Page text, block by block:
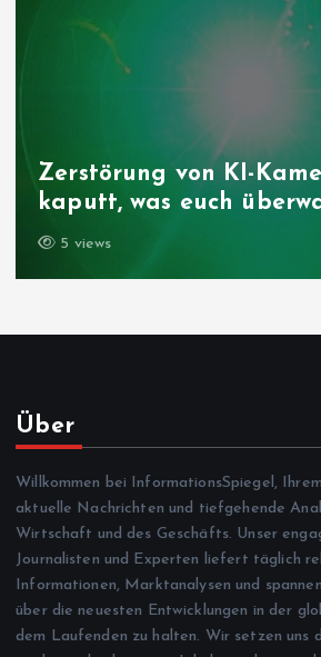
Zerstörung von KI-
kaputt, was euch
5 views
Über
Willkommen bei InformationsSpiegel,
aktuelle Nachrichten und tiefgehende
Wirtschaft und des Geschäfts. Unser
Journalisten und Experten liefert täglich
Informationen, Marktanalysen und
über die neuesten Entwicklungen in der
dem Laufenden zu halten. Wir setzen uns